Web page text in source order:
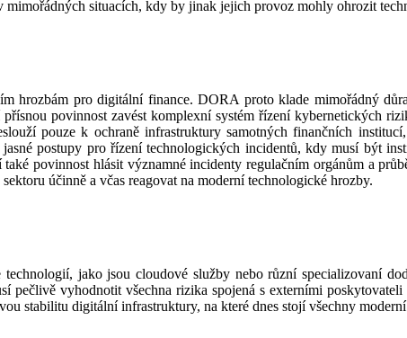
situacích, kdy by jinak jejich provoz mohly ohrozit
hrozbám pro digitální finance. DORA proto klade mimořádný
povinnost zavést komplexní systém řízení kybernetických
pouze k ochraně infrastruktury samotných finančních
postupy pro řízení technologických incidentů, kdy musí být
povinnost hlásit významné incidenty regulačním orgánům a
účinně a včas reagovat na moderní technologické hrozby.
jako jsou cloudové služby nebo různí specializovaní
pečlivě vyhodnotit všechna rizika spojená s externími
stabilitu digitální infrastruktury, na které dnes stojí všechny